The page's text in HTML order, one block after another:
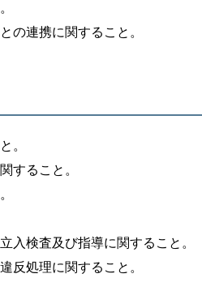
の連携に関すること。
。
すること。
入検査及び指導に関すること。
反処理に関すること。